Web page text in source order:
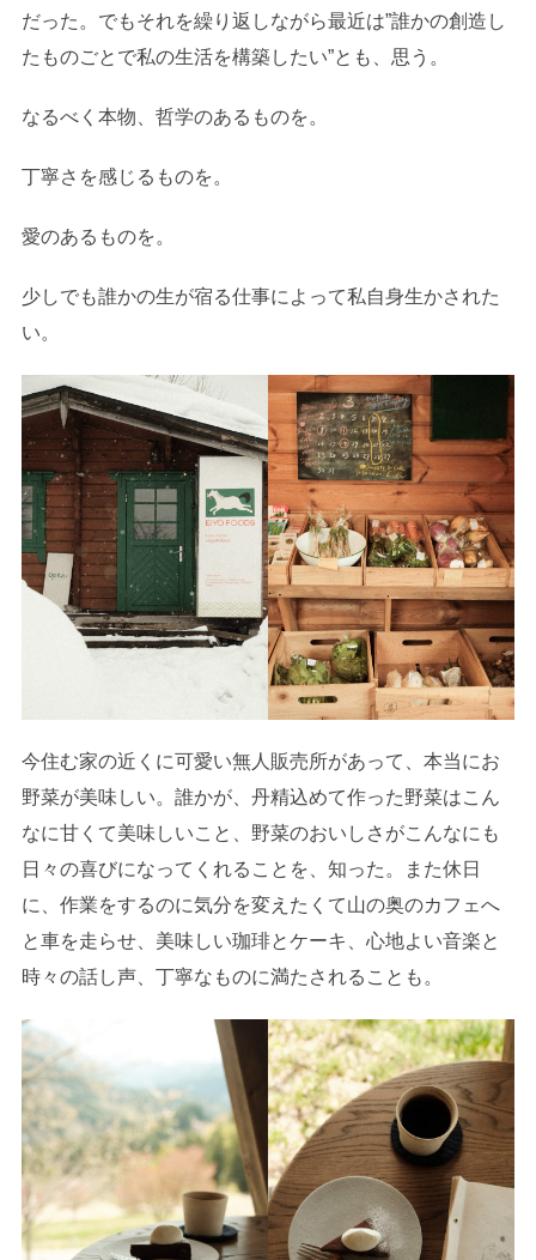
だった。でもそれを繰り返しながら最近は”誰かの創造し
たものごとで私の生活を構築したい”とも、思う。
なるべく本物、哲学のあるものを。
丁寧さを感じるものを。
愛のあるものを。
少しでも誰かの生が宿る仕事によって私自身生かされた
い。
今住む家の近くに可愛い無人販売所があって、本当にお
野菜が美味しい。誰かが、丹精込めて作った野菜はこん
なに甘くて美味しいこと、野菜のおいしさがこんなにも
日々の喜びになってくれることを、知った。また休日
に、作業をするのに気分を変えたくて山の奥のカフェへ
と車を走らせ、美味しい珈琲とケーキ、心地よい音楽と
時々の話し声、丁寧なものに満たされることも。